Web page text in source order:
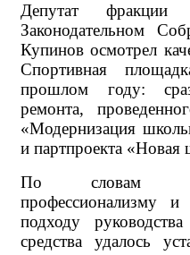
Депутат
Законодательном
Купинов осмотрел
Спортивная
прошлом году:
ремонта,
«Модернизация
и партпроекта «Новая
По словам
профессионализму
подходу
средства удалось